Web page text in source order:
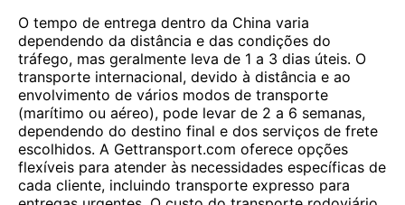
O tempo de entrega dentro da China varia
dependendo da distância e das condições do
tráfego, mas geralmente leva de 1 a 3 dias úteis. O
transporte internacional, devido à distância e ao
envolvimento de vários modos de transporte
(marítimo ou aéreo), pode levar de 2 a 6 semanas,
dependendo do destino final e dos serviços de frete
escolhidos. A Gettransport.com oferece opções
flexíveis para atender às necessidades específicas de
cada cliente, incluindo transporte expresso para